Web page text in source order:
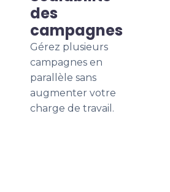
des
campagnes
Gérez plusieurs
campagnes en
parallèle sans
augmenter votre
charge de travail.